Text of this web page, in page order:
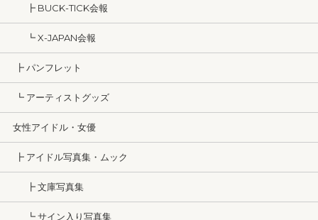
┣ BUCK-TICK会報
┗ X-JAPAN会報
┣ パンフレット
┗ アーティストグッズ
女性アイドル・女優
┣ アイドル写真集・ムック
┣ 文庫写真集
┗ サイン入り写真集